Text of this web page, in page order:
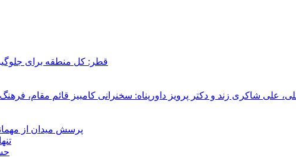
قطر: کل منطقه برای
ملی، علی شاکری زند و دکتر پرویز داورپناه: سخنرانی کامبیز قائم مقام،
پرسش میدان از مهمانان